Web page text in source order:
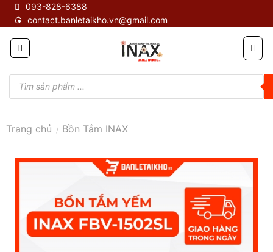
Skip
content
093-828-6388
contact.banletaikho.vn@gmail.com
Tìm
kiếm
phẩm
Trang chủ / Bồn Tắm INAX